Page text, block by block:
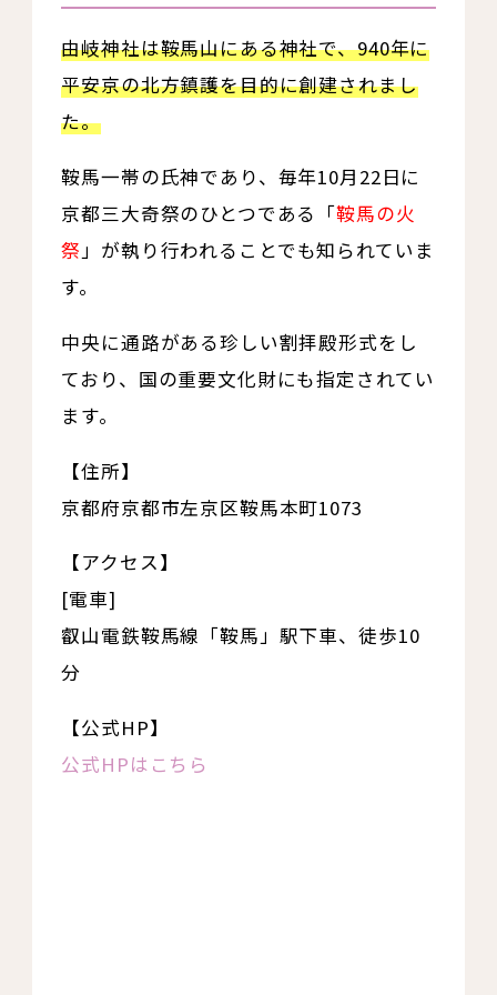
由岐神社は鞍馬山にある神社で、940年に
平安京の北方鎮護を目的に創建されまし
た。
鞍馬一帯の氏神であり、毎年10月22日に
京都三大奇祭のひとつである「鞍馬の火
祭」が執り行われることでも知られていま
す。
中央に通路がある珍しい割拝殿形式をし
ており、国の重要文化財にも指定されてい
ます。
【住所】
京都府京都市左京区鞍馬本町1073
【アクセス】
[電車]
叡山電鉄鞍馬線「鞍馬」駅下車、徒歩10
分
【公式HP】
公式HPはこちら